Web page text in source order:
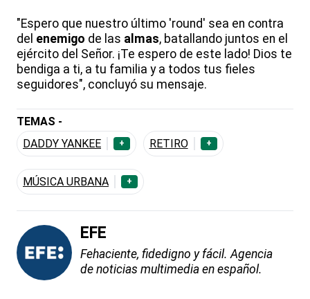
"Espero que nuestro último 'round' sea en contra
del enemigo de las almas, batallando juntos en el
ejército del Señor. ¡Te espero de este lado! Dios te
bendiga a ti, a tu familia y a todos tus fieles
seguidores", concluyó su mensaje.
TEMAS -
DADDY YANKEE
+ RETIRO +
MÚSICA URBANA +
EFE
Fehaciente, fidedigno y fácil. Agencia
de noticias multimedia en español.